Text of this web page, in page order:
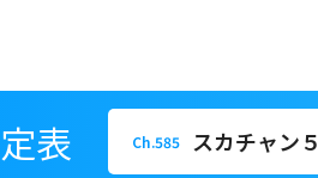
表 Ch.585 スカチャン５
スカチャン５